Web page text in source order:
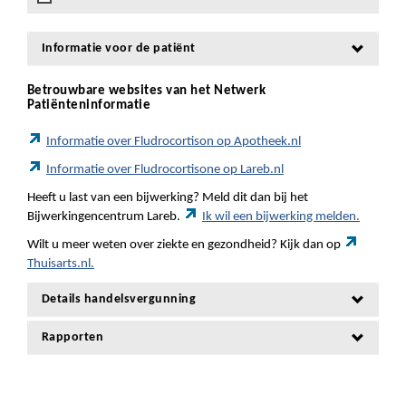
Informatie voor de patiënt
Betrouwbare websites van het Netwerk
Patiënteninformatie
Informatie over Fludrocortison op Apotheek.nl
Informatie over Fludrocortisone op Lareb.nl
Heeft u last van een bijwerking? Meld dit dan bij het
Bijwerkingencentrum Lareb.
Ik wil een bijwerking melden.
Wilt u meer weten over ziekte en gezondheid? Kijk dan op
Thuisarts.nl.
Details handelsvergunning
Rapporten